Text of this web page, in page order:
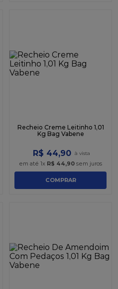
Recheio Creme Leitinho 1,01
Kg Bag Vabene
R$ 44,90
em até 1x R$ 44,90 sem juros
COMPRAR